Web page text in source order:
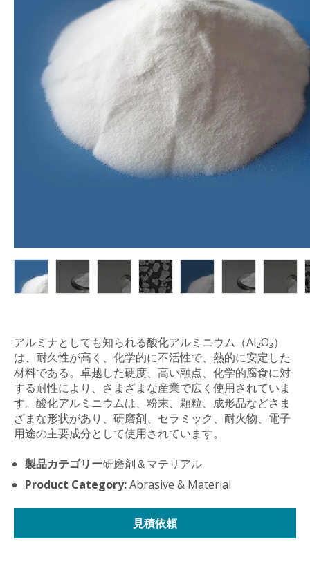
アルミナとしても知られる酸化アルミニウム（Al₂O₃）
は、耐久性が高く、化学的に不活性で、熱的に安定した
材料である。卓越した硬度、高い融点、化学的腐食に対
する耐性により、さまざまな産業で広く使用されていま
す。酸化アルミニウムは、粉末、顆粒、成形品などさま
ざまな形状があり、研磨剤、セラミック、耐火物、電子
用途の主要成分として使用されています。
製品カテゴリー研磨剤＆マテリアル
Product Category:Abrasive & Material
見積依頼